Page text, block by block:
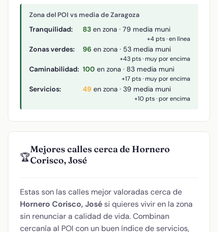
Zona del POI vs media de Zaragoza
Tranquilidad: 83 en zona · 79 media muni
+4 pts · en línea
Zonas verdes: 96 en zona · 53 media muni
+43 pts · muy por encima
Caminabilidad: 100 en zona · 83 media muni
+17 pts · muy por encima
Servicios: 49 en zona · 39 media muni
+10 pts · por encima
🏆
Mejores calles cerca de Hornero
Corisco, José
Estas son las calles mejor valoradas cerca de
Hornero Corisco, José si quieres vivir en la zona
sin renunciar a calidad de vida. Combinan
cercanía al POI con un buen índice de servicios,